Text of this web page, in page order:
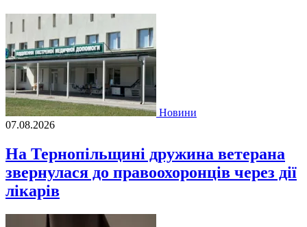
Новини
07.08.2026
На Тернопільщині дружина ветерана
звернулася до правоохоронців через дії
лікарів